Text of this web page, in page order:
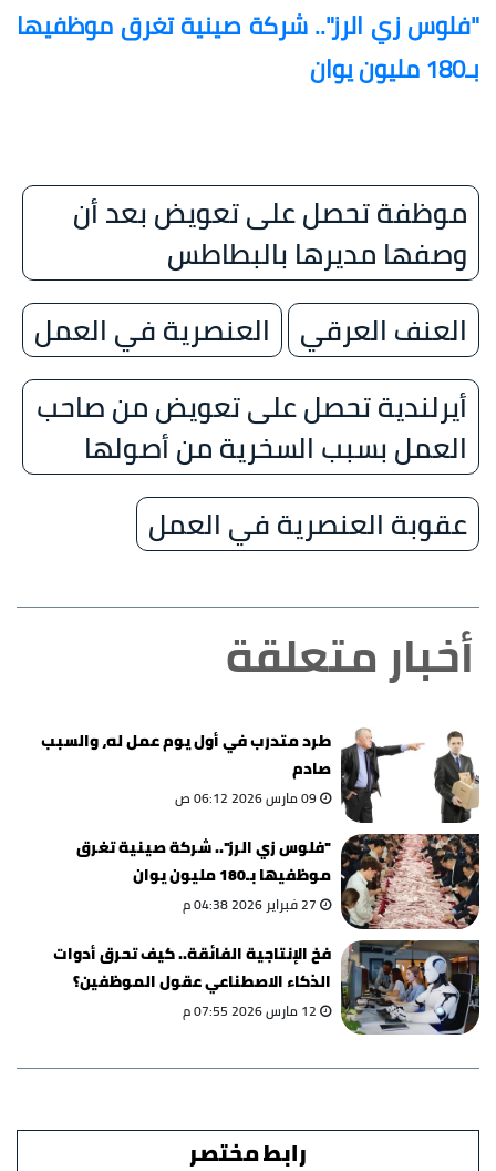
"فلوس زي الرز".. شركة صينية تغرق موظفيها
بـ180 مليون يوان
موظفة تحصل على تعويض بعد أن
وصفها مديرها بالبطاطس
العنف العرقي
العنصرية في العمل
أيرلندية تحصل على تعويض من صاحب
العمل بسبب السخرية من أصولها
عقوبة العنصرية في العمل
أخبار متعلقة
طرد متدرب في أول يوم عمل له، والسبب
صادم
09 مارس 2026 06:12 ص
"فلوس زي الرز".. شركة صينية تغرق
موظفيها بـ180 مليون يوان
27 فبراير 2026 04:38 م
فخ الإنتاجية الفائقة.. كيف تحرق أدوات
الذكاء الاصطناعي عقول الموظفين؟
12 مارس 2026 07:55 م
رابط مختصر